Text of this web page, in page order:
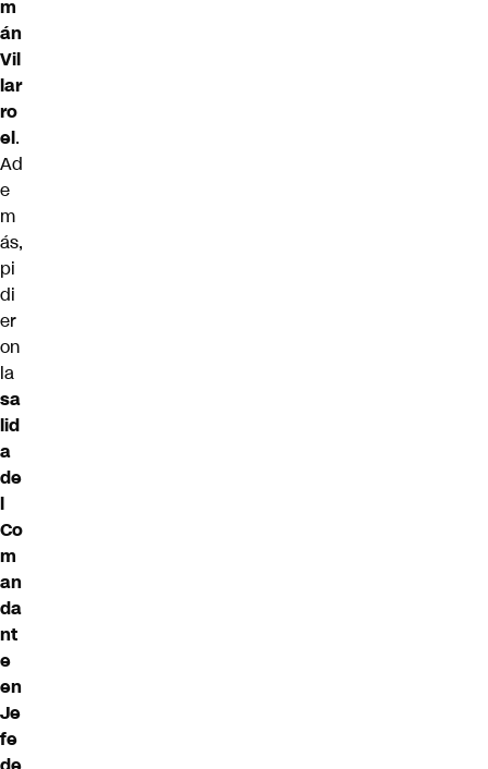
m
án
Vil
lar
ro
el.
Ad
e
m
ás,
pi
di
er
on
la
sa
lid
a
de
l
Co
m
an
da
nt
e
en
Je
fe